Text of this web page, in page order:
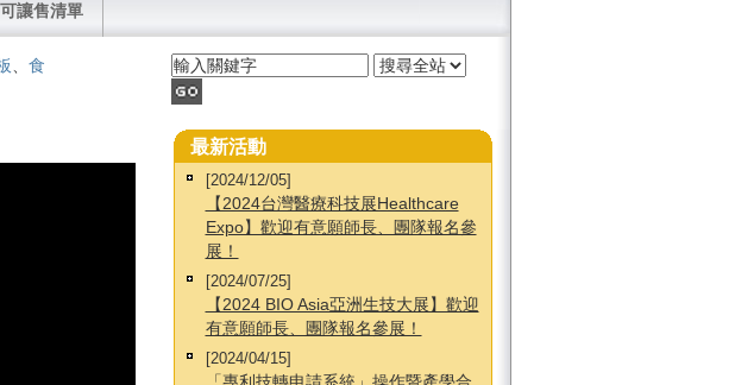
可讓售清單
、 食
最新活動
[2024/12/05]
【2024台灣醫療科技展Healthcare
Expo】歡迎有意願師長、團隊報名參
展！
[2024/07/25]
【2024 BIO Asia亞洲生技大展】歡迎
有意願師長、團隊報名參展！
[2024/04/15]
「專利技轉申請系統」操作暨產學合